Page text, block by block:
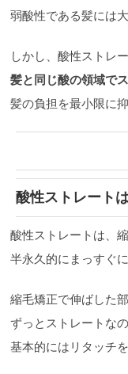
弱酸性である髪には
しかし、酸性ストレ
髪と同じ酸の領域で
髪の負担を最小限に
酸性ストレート
酸性ストレートは、
半永久的にまっすぐ
縮毛矯正で伸ばした
ずっとストレートな
基本的にはリタッチ